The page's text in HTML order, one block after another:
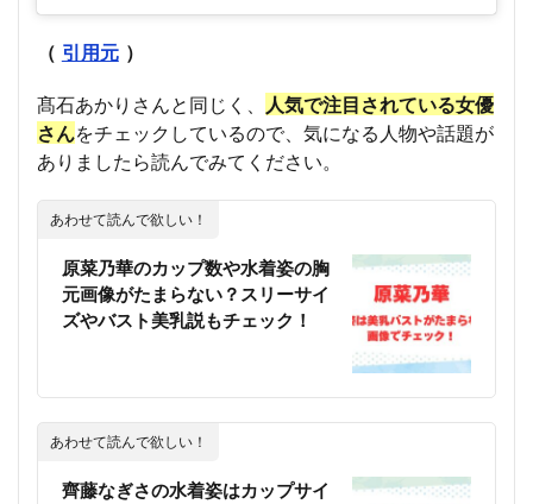
（ 引用元 ）
髙石あかりさんと同じく、 人気で注目されている女優
さんをチェックしているので、気になる人物や話題が
ありましたら読んでみてください。
あわせて読んで欲しい！
原菜乃華のカップ数や水着姿の胸
元画像がたまらない？スリーサイ
ズやバスト美乳説もチェック！
あわせて読んで欲しい！
齊藤なぎさの水着姿はカップサイ